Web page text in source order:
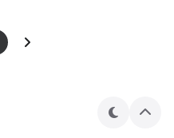
테
상